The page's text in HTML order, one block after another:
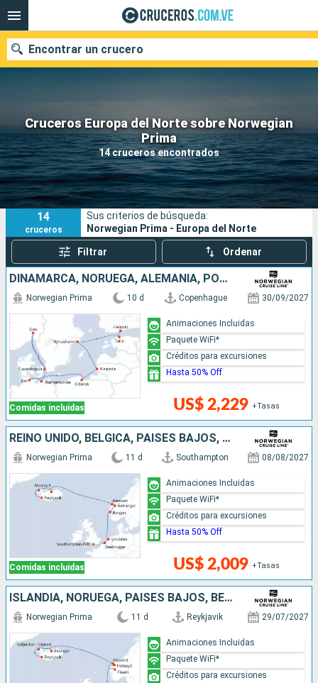
Cruceros Europa del Norte sobre Norwegian
Prima
14 cruceros encontrados
Encontrar un crucero
Nuestros destinos
Fecha de salida
Puertos Compañías
Buscar
14
cruceros
Sus criterios de búsqueda:
Norwegian Prima - Europa del Norte
Filtrar Ordenar
DINAMARCA, NORUEGA, ALEMANIA, POLONIA, LITUANIA, SUECIA, ESTONIA, FINLANDIA
Comidas incluidas
Norwegian Prima 10 d Copenhague 30/09/2027
US$ 2,229 +Tasas
Animaciones Incluidas
Paquete WiFi*
Créditos para excursiones
Hasta 50% Off
REINO UNIDO, BÉLGICA, PAISES BAJOS, NORUEGA, ISLANDIA
Comidas incluidas
Norwegian Prima 11 d Southampton 08/08/2027
US$ 2,009 +Tasas
Animaciones Incluidas
Paquete WiFi*
Créditos para excursiones
Hasta 50% Off
ISLANDIA, NORUEGA, PAISES BAJOS, BÉLGICA, REINO UNIDO
Norwegian Prima 11 d Reykjavik 29/07/2027
Animaciones Incluidas
Paquete WiFi*
Créditos para excursiones